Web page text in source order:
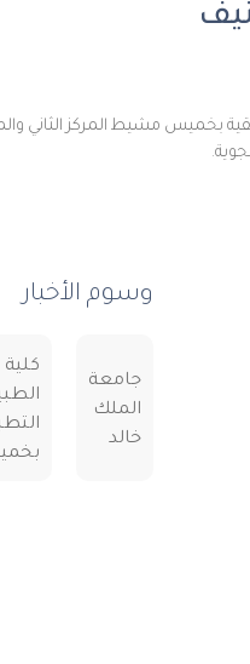
وسوم الأخبار
جامعة
الملك
خالد
كلية